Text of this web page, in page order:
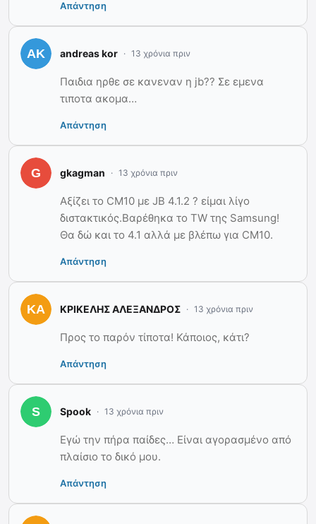
Απάντηση
andreas kor 13 χρόνια πριν
Παιδια ηρθε σε κανεναν η jb?? Σε εμενα
τιποτα ακομα…
Απάντηση
gkagman 13 χρόνια πριν
Αξίζει το CM10 με JB 4.1.2 ? είμαι λίγο
διστακτικός.Bαρέθηκα το ΤW της Samsung!
Θα δώ και το 4.1 αλλά με βλέπω για CM10.
Απάντηση
ΚΡΙΚΕΛΗΣ ΑΛΕΞΑΝΔΡΟΣ 13 χρόνια πριν
Προς το παρόν τίποτα! Κάποιος, κάτι?
Απάντηση
Spook 13 χρόνια πριν
Εγώ την πήρα παίδες… Είναι αγορασμένο από
πλαίσιο το δικό μου.
Απάντηση